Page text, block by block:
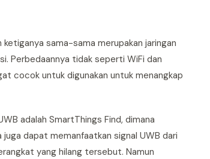
sama-sama merupakan jaringan
Perbedaannya tidak seperti WiFi dan
cocok untuk digunakan untuk menangkap
adalah SmartThings Find, dimana
dapat memanfaatkan signal UWB dari
yang hilang tersebut. Namun